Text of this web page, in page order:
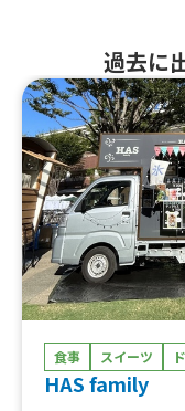
過去に
食事 スイーツ
HAS family